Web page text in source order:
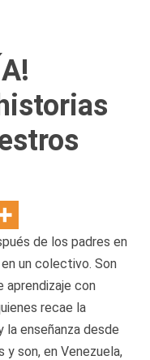
de los padres en
un colectivo. Son
aprendizaje con
recae la
la enseñanza desde
y son, en Venezuela,